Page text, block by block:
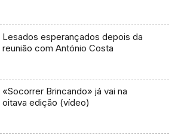
Lesados esperançados depois da
reunião com António Costa
«Socorrer Brincando» já vai na
oitava edição (vídeo)